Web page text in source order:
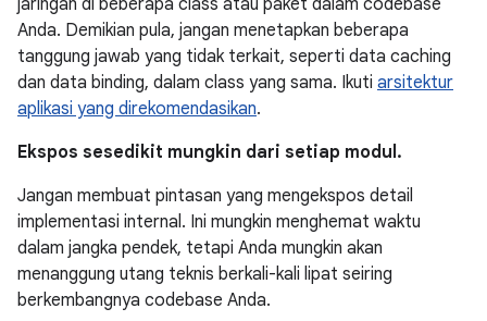
jaringan di beberapa class atau paket dalam codebase
Anda. Demikian pula, jangan menetapkan beberapa
tanggung jawab yang tidak terkait, seperti data caching
dan data binding, dalam class yang sama. Ikuti arsitektur
aplikasi yang direkomendasikan.
Ekspos sesedikit mungkin dari setiap modul.
Jangan membuat pintasan yang mengekspos detail
implementasi internal. Ini mungkin menghemat waktu
dalam jangka pendek, tetapi Anda mungkin akan
menanggung utang teknis berkali-kali lipat seiring
berkembangnya codebase Anda.